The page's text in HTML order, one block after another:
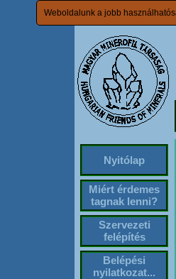
Weboldalunk a jobb
Nyitólap
Miért érdemes
tagnak lenni?
Szervezeti
felépítés
Belépési
nyilatkozat...